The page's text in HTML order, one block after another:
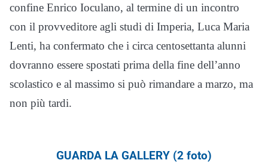
confine Enrico Ioculano, al termine di un incontro
con il provveditore agli studi di Imperia, Luca Maria
Lenti, ha confermato che i circa centosettanta alunni
dovranno essere spostati prima della fine dell’anno
scolastico e al massimo si può rimandare a marzo, ma
non più tardi.
GUARDA LA GALLERY (2 foto)